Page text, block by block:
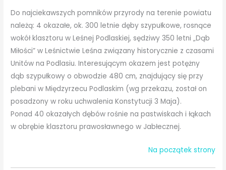
Do najciekawszych pomników przyrody na terenie powiatu
należą: 4 okazałe, ok. 300 letnie dęby szypułkowe, rosnące
wokół klasztoru w Leśnej Podlaskiej, sędziwy 350 letni „Dąb
Miłości” w Leśnictwie Leśna związany historycznie z czasami
Unitów na Podlasiu. Interesującym okazem jest potężny
dąb szypułkowy o obwodzie 480 cm, znajdujący się przy
plebani w Międzyrzecu Podlaskim (wg przekazu, został on
posadzony w roku uchwalenia Konstytucji 3 Maja).
Ponad 40 okazałych dębów rośnie na pastwiskach i łąkach
w obrębie klasztoru prawosławnego w Jabłecznej.
Na początek strony